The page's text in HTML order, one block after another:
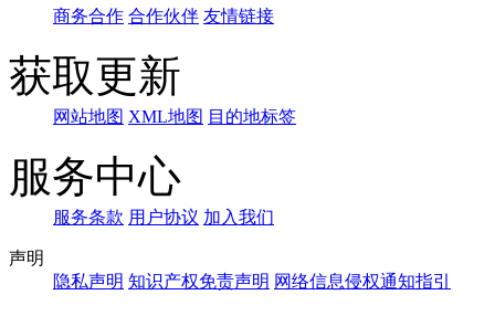
商务合作 合作伙伴 友情链接
获取更新
网站地图 XML地图 目的地标签
服务中心
服务条款 用户协议 加入我们
声明
隐私声明 知识产权免责声明 网络信息侵权通知指引